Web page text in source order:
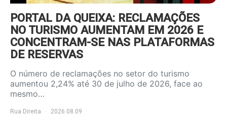
PORTAL DA QUEIXA: RECLAMAÇÕES
NO TURISMO AUMENTAM EM 2026 E
CONCENTRAM-SE NAS PLATAFORMAS
DE RESERVAS
O número de reclamações no setor do turismo
aumentou 2,24% até 30 de julho de 2026, face ao
mesmo…
Rua Direita 2026.08.09